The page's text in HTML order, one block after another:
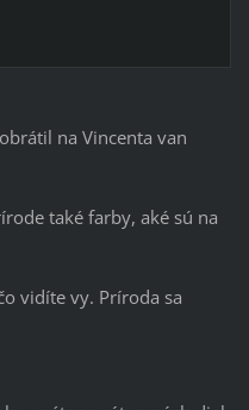
na Vincenta van
také farby, aké sú na
vidíte vy. Príroda sa